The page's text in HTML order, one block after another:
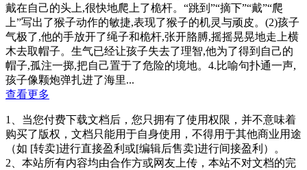
戴在自己的头上,很快地爬上了桅杆。“跳到”“摘下”“戴”“爬
上”写出了猴子动作的敏捷,表现了猴子的机灵与顽皮。(2)孩子
气极了,他的手放开了绳子和桅杆,张开胳膊,摇摇晃晃地走上横
木去取帽子。生气已经让孩子失去了理智,他为了得到自己的
帽子,孤注一掷,把自己置于了危险的境地。4.比喻句扑通一声,
孩子像颗炮弹扎进了海里...
查看更多
1、当您付费下载文档后，您只拥有了使用权限，并不意味着
购买了版权，文档只能用于自身使用，不得用于其他商业用途
（如 [转卖]进行直接盈利或[编辑后售卖]进行间接盈利）。
2、本站所有内容均由合作方或网友上传，本站不对文档的完